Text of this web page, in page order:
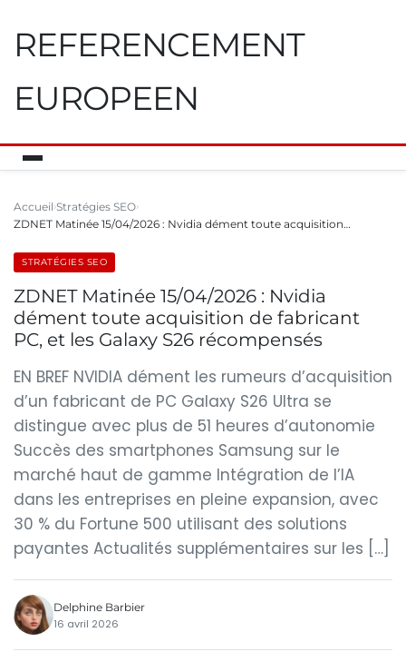
REFERENCEMENT
EUROPEEN
Accueil Stratégies SEO
ZDNET Matinée 15/04/2026 : Nvidia dément toute acquisition…
STRATÉGIES SEO
ZDNET Matinée 15/04/2026 : Nvidia
dément toute acquisition de fabricant
PC, et les Galaxy S26 récompensés
EN BREF NVIDIA dément les rumeurs d’acquisition
d’un fabricant de PC Galaxy S26 Ultra se
distingue avec plus de 51 heures d’autonomie
Succès des smartphones Samsung sur le
marché haut de gamme Intégration de l’IA
dans les entreprises en pleine expansion, avec
30 % du Fortune 500 utilisant des solutions
payantes Actualités supplémentaires sur les […]
Delphine Barbier
16 avril 2026